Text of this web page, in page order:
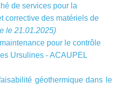
de services pour la
corrective des matériels de
le 21.01.2025)
pour le contrôle
Ursulines - ACAUPEL
géothermique dans le